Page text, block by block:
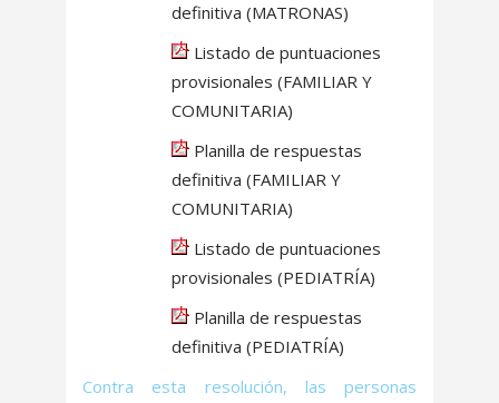
definitiva (MATRONAS)
Listado de puntuaciones
provisionales (FAMILIAR Y
COMUNITARIA)
Planilla de respuestas
definitiva (FAMILIAR Y
COMUNITARIA)
Listado de puntuaciones
provisionales (PEDIATRÍA)
Planilla de respuestas
definitiva (PEDIATRÍA)
Contra esta resolución, las personas